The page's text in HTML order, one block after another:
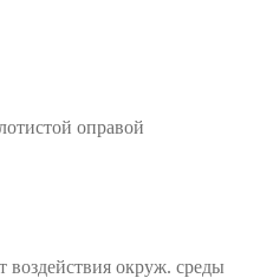
оправой
окруж. среды